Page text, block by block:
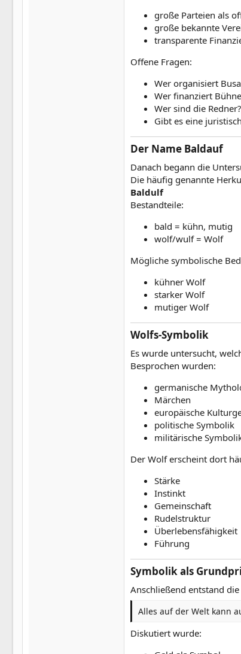
große Parteien als
große bekannte
transparente
Offene Fragen:
Wer organisiert
Wer finanziert
Wer sind die Redner?
Gibt es eine
Der Name Baldauf​
Danach begann die
Die häufig genannte
Baldulf
Bestandteile:
bald = kühn, mutig
wolf/wulf = Wolf
Mögliche symbolische
kühner Wolf
starker Wolf
mutiger Wolf
Wolfs-Symbolik​
Es wurde untersucht,
Besprochen wurden:
germanische
Märchen
europäische
politische Symbolik
militärische
Der Wolf erscheint dort
Stärke
Instinkt
Gemeinschaft
Rudelstruktur
Überlebensfähigkeit
Führung
Symbolik als
Anschließend entstand die
Alles auf der Welt kann
Diskutiert wurde: